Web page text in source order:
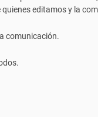
editamos y la
comunicación.